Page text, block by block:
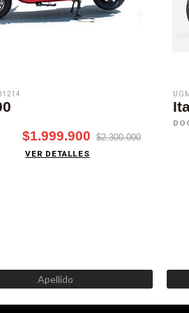
$1.999.900 $2.300.000
VER DETALLES